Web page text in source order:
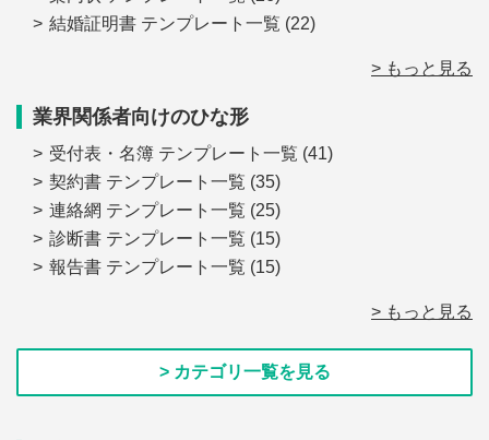
結婚証明書 テンプレート一覧 (22)
> もっと見る
業界関係者向けのひな形
受付表・名簿 テンプレート一覧 (41)
契約書 テンプレート一覧 (35)
連絡網 テンプレート一覧 (25)
診断書 テンプレート一覧 (15)
報告書 テンプレート一覧 (15)
> もっと見る
> カテゴリ一覧を見る